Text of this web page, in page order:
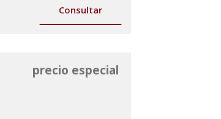
Consultar
precio especial